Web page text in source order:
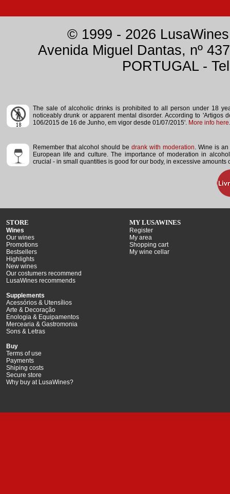
© 1999 - 2026
Avenida Miguel Dantas, nº
PORTUGAL -
The sale of alcoholic drinks is prohibited to all person under 18
noticeably drunk or apparent mental disorder. According to 'Artigos
106/2015 de 16 de Junho, em vigor desde 01/07/2015'. More info here.
Remember that alcohol should be drank with moderation. Wine is
European life and culture. The importance of moderation in
crucial - in small quantities is good for our body, in excessive amounts
STORE
Wines
Our wines
Promotions
Bestsellers
Highlights
New wines
Our costumers recommend
LusaWines recommends
Supplements
Acessórios & Utensílios
Arte & Decoração
Enologia & Equipamentos
Mercearia & Gastromonia
Sons & Letras
Buy
Terms of use
Payments
Shiping costs
Secure store
Why buy at LusaWines?
MY LUSAWINES
Register
My area
Shopping cart
My wine cellar